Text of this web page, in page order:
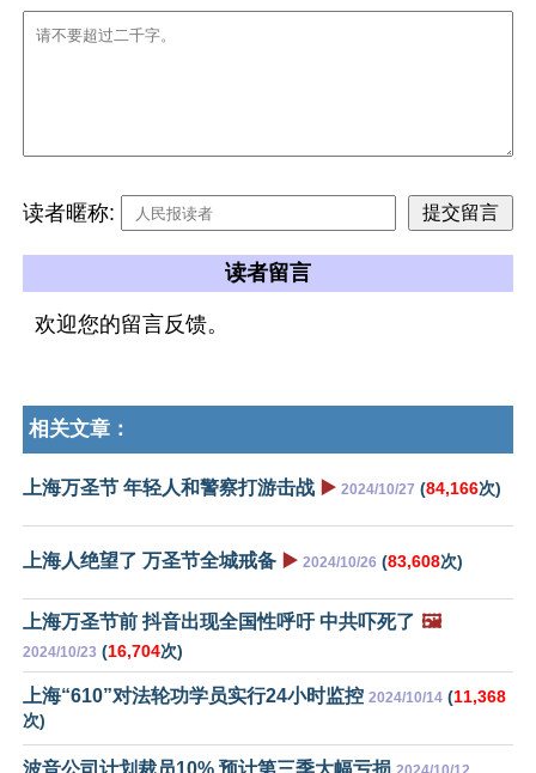
读者暱称:
读者留言
欢迎您的留言反馈。
相关文章：
上海万圣节 年轻人和警察打游击战 ▶️ 2024/10/27 (84,166次)
上海人绝望了 万圣节全城戒备 ▶️ 2024/10/26 (83,608次)
上海万圣节前 抖音出现全国性呼吁 中共吓死了 🖼️
2024/10/23 (16,704次)
上海“610”对法轮功学员实行24小时监控 2024/10/14 (11,368
次)
波音公司计划裁员10% 预计第三季大幅亏损